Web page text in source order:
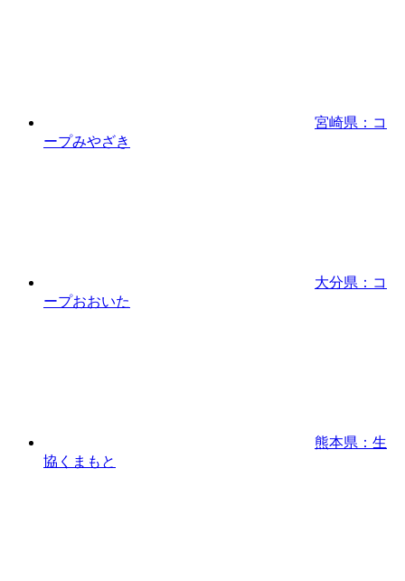
宮崎県：コ
ープみやざき
大分県：コ
ープおおいた
熊本県：生
協くまもと